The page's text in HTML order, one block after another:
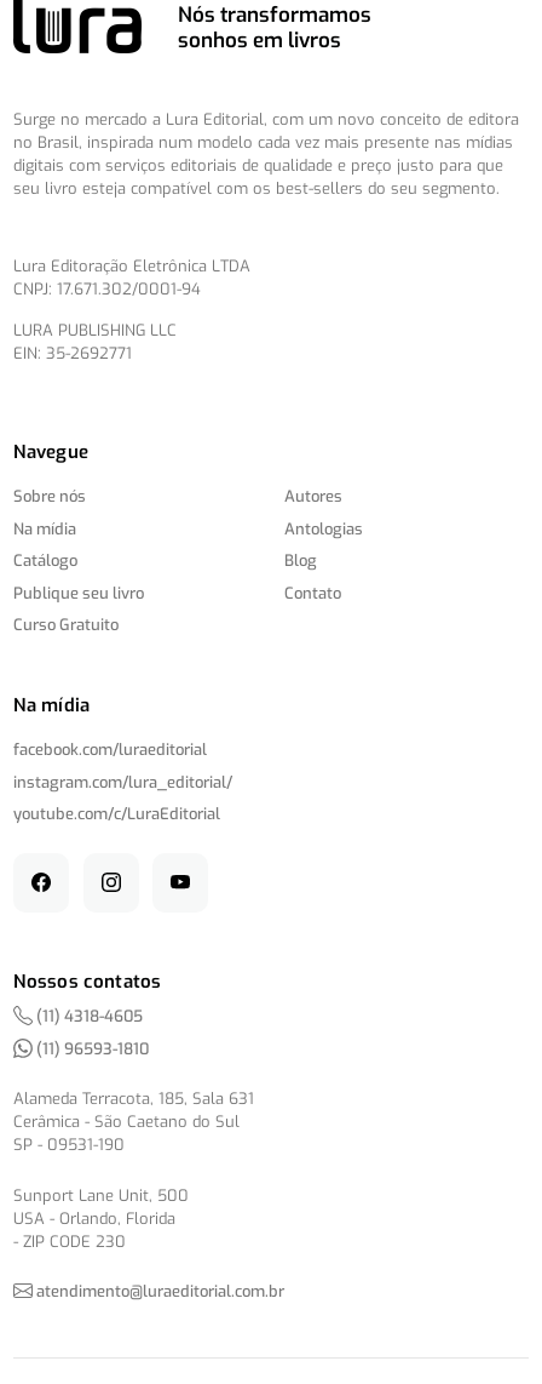
Nós transformamos
sonhos em livros
Surge no mercado a Lura Editorial, com um novo conceito de editora
no Brasil, inspirada num modelo cada vez mais presente nas mídias
digitais com serviços editoriais de qualidade e preço justo para que
seu livro esteja compatível com os best-sellers do seu segmento.
Lura Editoração Eletrônica LTDA
CNPJ: 17.671.302/0001-94
LURA PUBLISHING LLC
EIN: 35-2692771
Navegue
Sobre nós
Na mídia
Catálogo
Publique seu livro
Curso Gratuito
Autores
Antologias
Blog
Contato
Na mídia
facebook.com/luraeditorial
instagram.com/lura_editorial/
youtube.com/c/LuraEditorial
Nossos contatos
(11) 4318-4605
(11) 96593-1810
Alameda Terracota, 185, Sala 631
Cerâmica - São Caetano do Sul
SP - 09531-190
Sunport Lane Unit, 500
USA - Orlando, Florida
- ZIP CODE 230
atendimento@luraeditorial.com.br